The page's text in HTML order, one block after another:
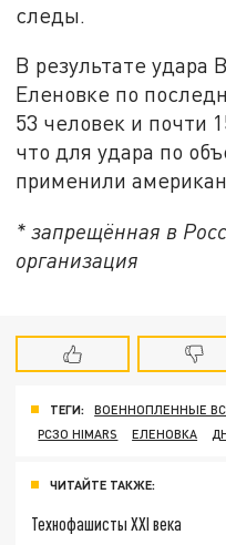
следы.
В результате удара
Еленовке по
53 человек и почти
что для удара по
применили
* запрещённая в
организация
ТЕГИ: ВОЕННОПЛЕННЫЕ
РСЗО HIMARS
ЕЛЕНОВКА
ЧИТАЙТЕ ТАКЖЕ:
Технофашисты XXI века